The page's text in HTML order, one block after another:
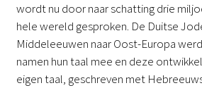
wordt nu door naar schatting drie
hele wereld gesproken. De Duitse
Middeleeuwen naar Oost-Europa
namen hun taal mee en deze
eigen taal, geschreven met